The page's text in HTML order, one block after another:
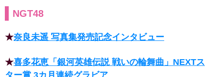
NGT48
★奈良未遥 写真集発売記念インタビュー
★喜多花恵「銀河英雄伝説 戦いの輪舞曲」NEXTス
ター賞 3カ月連続グラビア